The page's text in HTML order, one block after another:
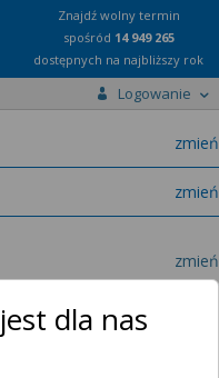
Znajdź wolny termin
spośród 14 949 265
dostępnych na najbliższy rok
Logowanie
zmień
zmień
zmień
dla nas